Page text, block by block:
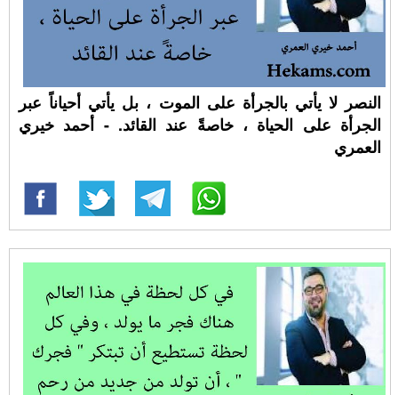
النصر لا يأتي بالجرأة على الموت ، بل يأتي أحياناً عبر
الجرأة على الحياة ، خاصةً عند القائد. - أحمد خيري
العمري